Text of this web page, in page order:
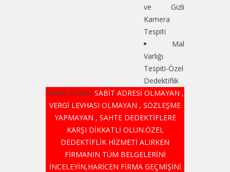
ve Gizli
Kamera
Tespiti
Mal
Varlığı
Tespiti-Özel
Dedektiflik
YASAL UYARI: SABİT ADRESİ OLMAYAN ,
VERGİ LEVHASI OLMAYAN , SÖZLEŞME
YAPMAYAN , SAHTE DEDEKTİFLERE
KARŞI DİKKATLİ OLUN.ÖZEL
DEDEKTİFLİK HİZMETİ ALIRKEN
FİRMANIN TÜM BELGELERİNİ
İNCELEYİN,HARİCEN FİRMA GEÇMİŞİNİ